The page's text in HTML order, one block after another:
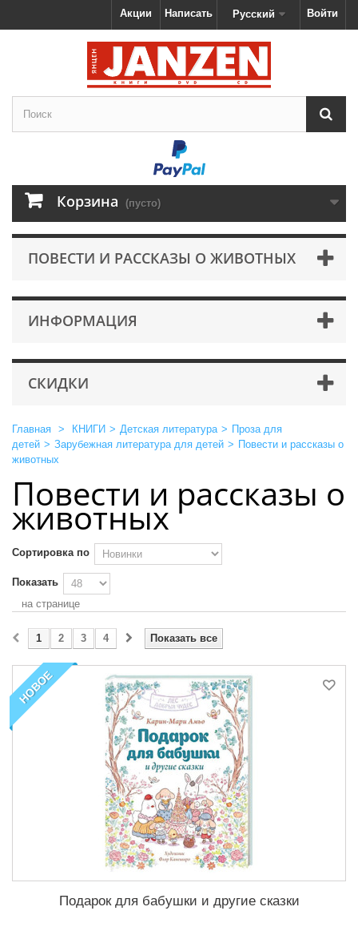
Войти
Русский
Написать
Акции
Корзина (пусто)
ПОВЕСТИ И РАССКАЗЫ О ЖИВОТНЫХ
ИНФОРМАЦИЯ
СКИДКИ
Главная > КНИГИ > Детская литература > Проза для
детей > Зарубежная литература для детей > Повести и рассказы о
животных
Повести и рассказы о
животных
Сортировка по
Показать
на странице
Показать все
1 2 3 4
НОВОЕ
Подарок для бабушки и другие сказки